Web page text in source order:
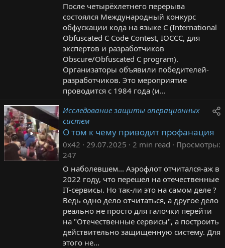
После четырёхлетнего перерыва
состоялся Международный конкурс
обфускации кода на языке C (International
Obfuscated C Code Contest, IOCCC, для
экспертов и разработчиков
Obscure/Obfuscated C program).
Организаторы объявили победителей-
разработчиков. Это мероприятие
проводится с 1984 года (и...
Исследование защиты операционных
систем
О том к чему приводит профанация
0x42 29.07.2025 2 min read
Просмотры
247
О наболевшем... Аэрофлот отчитался-аж в
2022 году, что перешел на отечественные
IT-сервисы. Но так-ли это на самом деле ?
Ведь одно дело отчитаться, а другое дело
реально не просто для галочки перейти
на "Отечественные сервисы", а построить
действительно защищенную систему. Для
этого не...